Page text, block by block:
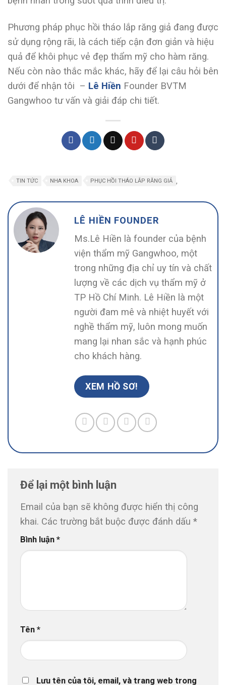
Phương pháp phục hồi tháo lắp răng giả đang được
sử dụng rộng rãi, là cách tiếp cận đơn giản và hiệu
quả để khôi phục vẻ đẹp thẩm mỹ cho hàm răng.
Nếu còn nào thắc mắc khác, hãy để lại câu hỏi bên
dưới để nhận tôi – Lê Hiền Founder BVTM
Gangwhoo tư vấn và giải đáp chi tiết.
TIN TỨC NHA KHOA ,
PHỤC HỒI THÁO LẮP RĂNG GIẢ
LÊ HIỀN FOUNDER
Ms.Lê Hiền là founder của bệnh
viện thẩm mỹ Gangwhoo, một
trong những địa chỉ uy tín và chất
lượng về các dịch vụ thẩm mỹ ở
TP Hồ Chí Minh. Lê Hiền là một
người đam mê và nhiệt huyết với
nghề thẩm mỹ, luôn mong muốn
mang lại nhan sắc và hạnh phúc
cho khách hàng.
XEM HỒ SƠ!
Để lại một bình luận
Email của bạn sẽ không được hiển thị công
khai. Các trường bắt buộc được đánh dấu *
Bình luận *
Tên *
Lưu tên của tôi, email, và trang web trong